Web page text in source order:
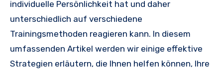
individuelle Persönlichkeit hat und daher
unterschiedlich auf verschiedene
Trainingsmethoden reagieren kann. In diesem
umfassenden Artikel werden wir einige effektive
Strategien erläutern, die Ihnen helfen können, Ihre